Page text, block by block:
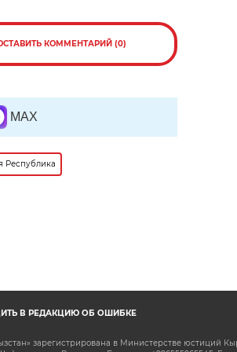
КОММЕНТАРИЙ (0)
MAX
Республика
В РЕДАКЦИЮ ОБ ОШИБКЕ
зарегистрирована в Министерстве юстиций